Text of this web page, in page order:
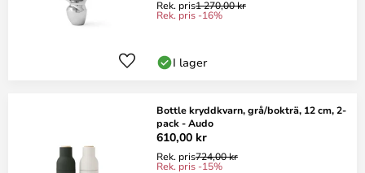
Rek. pris1 270,00 kr
Rek. pris -16%
I lager
Bottle kryddkvarn, grå/bokträ, 12 cm, 2-
pack - Audo
610,00 kr
Rek. pris724,00 kr
Rek. pris -15%